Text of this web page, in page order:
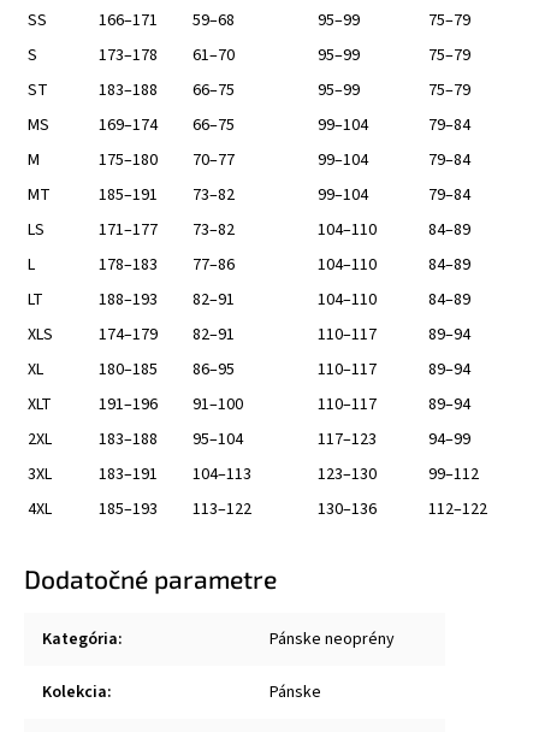
SS
166–171 59–68 95–99
75–79
S
173–178 61–70 95–99
75–79
ST
183–188 66–75 95–99
75–79
MS
169–174 66–75 99–104
79–84
M
175–180 70–77 99–104
79–84
MT
185–191 73–82 99–104
79–84
LS
171–177 73–82 104–110
84–89
L
178–183 77–86 104–110
84–89
LT
188–193 82–91 104–110
84–89
XLS
174–179 82–91 110–117
89–94
XL
180–185 86–95 110–117
89–94
XLT
191–196 91–100 110–117
89–94
2XL
183–188 95–104 117–123
94–99
3XL
183–191 104–113 123–130
99–112
4XL
185–193 113–122 130–136 112–122
Dodatočné parametre
Kategória: Pánske neoprény
Kolekcia: Pánske